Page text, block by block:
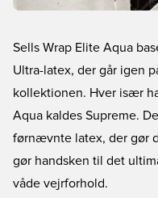
Sells Wrap Elite Aqua
Ultra-latex, der går igen
kollektionen. Hver især
Aqua kaldes Supreme.
førnævnte latex, der gør
gør handsken til det
våde vejrforhold.